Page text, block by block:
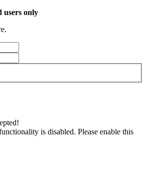
users only
is disabled. Please enable this